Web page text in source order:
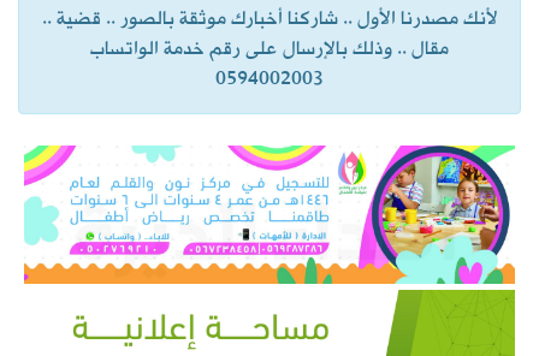
لأنك مصدرنا الأول .. شاركنا أخبارك موثقة بالصور .. قضية ..
مقال .. وذلك بالإرسال على رقم خدمة الواتساب
0594002003